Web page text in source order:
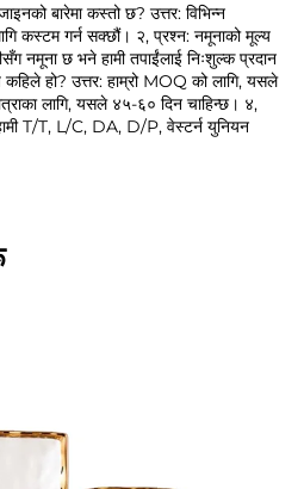
बारेमा कस्तो छ? उत्तर: विभिन्न
कस्टम गर्न सक्छौं। २, प्रश्न: नमूनाको मूल्य
नमूना छ भने हामी तपाईंलाई निःशुल्क प्रदान
हो? उत्तर: हाम्रो MOQ को लागि, यसले
लागि, यसले ४५-६० दिन चाहिन्छ। ४,
T/T, L/C, DA, D/P, वेस्टर्न युनियन